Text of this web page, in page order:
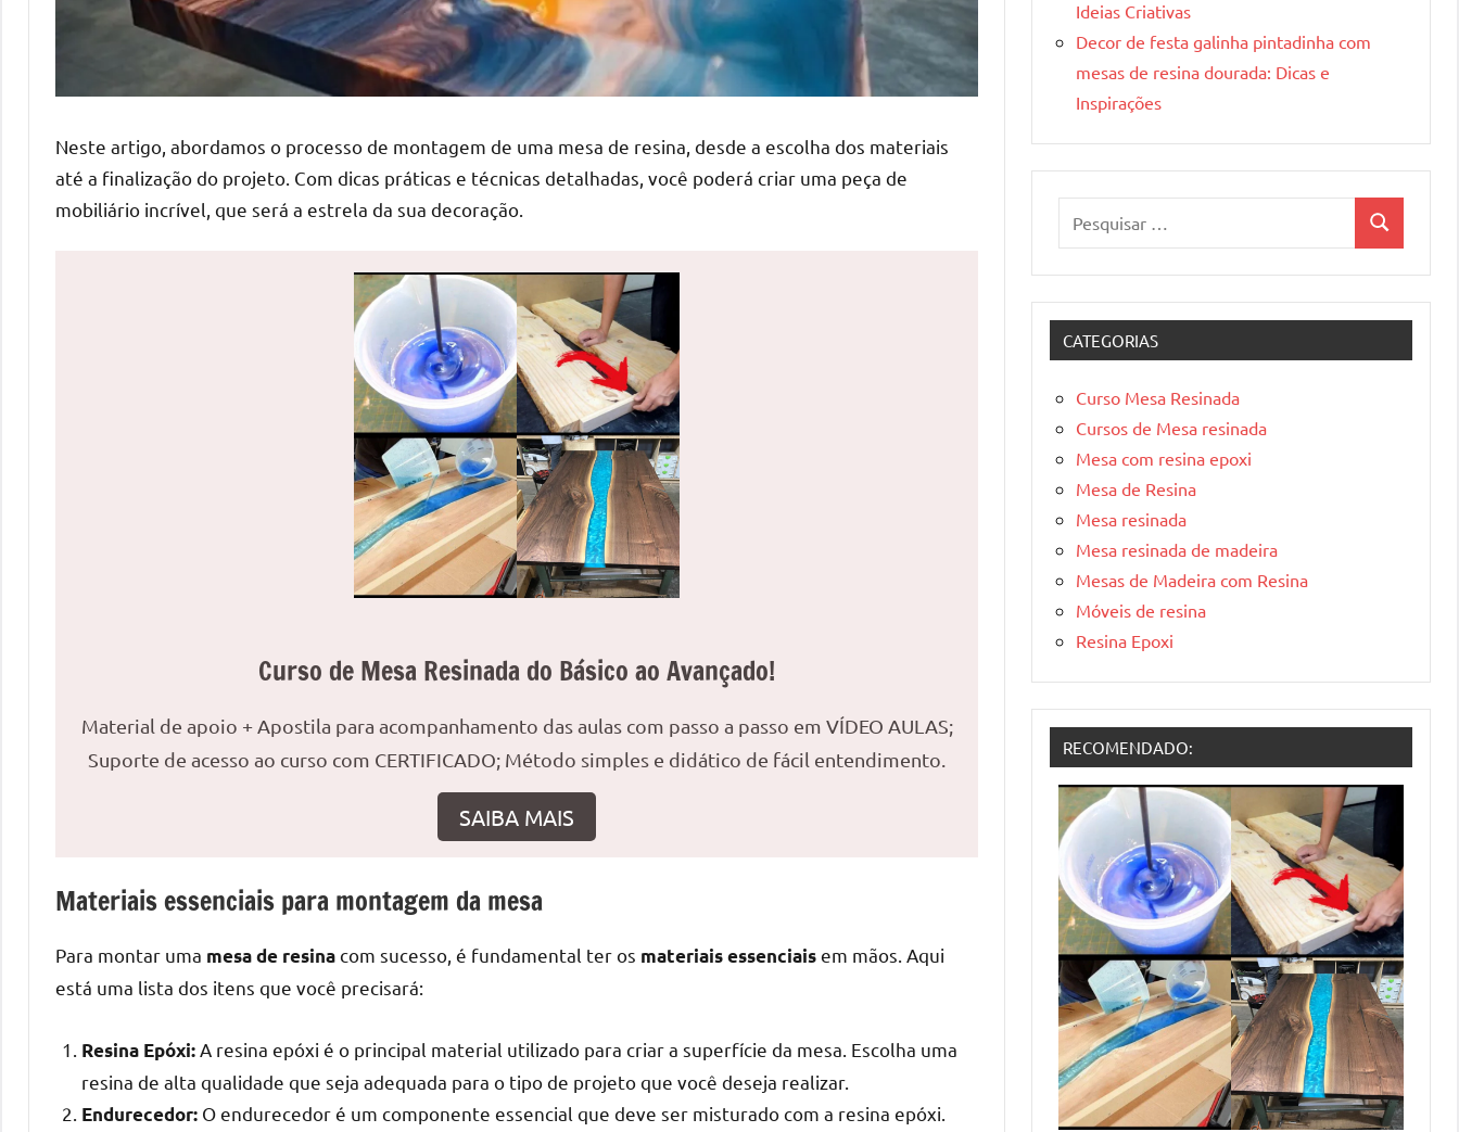
de
mesas
de
resina
e
as
mesas
cascata
resinadas.
Quer
esteja
à
procura
de
uma
mesa
redonda
para
uma
de
jantar
lugares,
você
tudo
para
transformar
seu
Neste artigo, abordamos o processo de montagem de uma mesa de resina, desde a escolha dos materiais
até a finalização do projeto. Com dicas práticas e técnicas detalhadas, você poderá criar uma peça de
mobiliário incrível, que será a estrela da sua decoração.
Curso de Mesa Resinada do Básico ao Avançado!
Material de apoio + Apostila para acompanhamento das aulas com passo a passo em VÍDEO AULAS;
Suporte de acesso ao curso com CERTIFICADO; Método simples e didático de fácil entendimento.
SAIBA MAIS
Materiais essenciais para montagem da mesa
Para montar uma mesa de resinacom sucesso, é fundamental ter os materiais essenciaisem mãos. Aqui
está uma lista dos itens que você precisará:
Resina Epóxi:A resina epóxi é o principal material utilizado para criar a superfície da mesa. Escolha uma
resina de alta qualidade que seja adequada para o tipo de projeto que você deseja realizar.
Endurecedor: O endurecedor é um componente essencial que deve ser misturado com a resina epóxi.
Ideias Criativas
Decor de festa galinha pintadinha com
mesas de resina dourada: Dicas e
Inspirações
Pesquisa
CATEGORIAS
Curso Mesa Resinada
Cursos de Mesa resinada
Mesa com resina epoxi
Mesa de Resina
Mesa resinada
Mesa resinada de madeira
Mesas de Madeira com Resina
Móveis de resina
Resina Epoxi
RECOMENDADO: